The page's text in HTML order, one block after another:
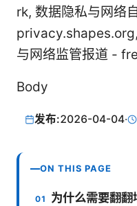
rk, 数据隐私与网络
与网络监管报道 -
Body
发布:2026-04-04·
ON THIS PAGE
为什么需要翻